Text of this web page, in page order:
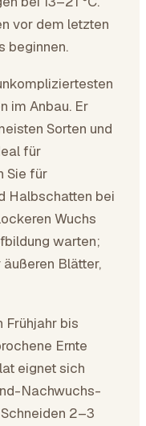
vor dem letzten
beginnen.
im Anbau. Er
Sorten und
für
Sie für
Halbschatten bei
Wuchs
warten;
Blätter,
Frühjahr bis
Ernte
eignet sich
Nachwuchs-
2–3